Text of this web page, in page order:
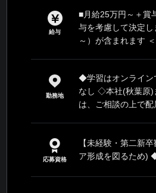
給与
■月給25万円～＋賞
与を考慮して決定
～）が含まれます
勤務地
◆学習はオンライン
なし ◇本社(秋葉原)
は、ご相談の上で
応募資格
【未経験・第二新
ア形成を図るため)